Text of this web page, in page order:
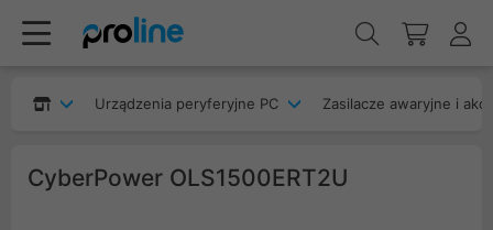
Urządzenia peryferyjne PC Zasilacze awaryjne i
CyberPower OLS1500ERT2U